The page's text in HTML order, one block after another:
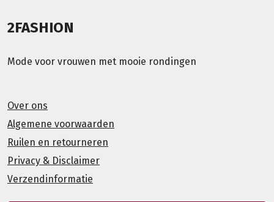
2FASHION
Mode voor vrouwen met mooie rondingen
Over ons
Algemene voorwaarden
Ruilen en retourneren
Privacy & Disclaimer
Verzendinformatie